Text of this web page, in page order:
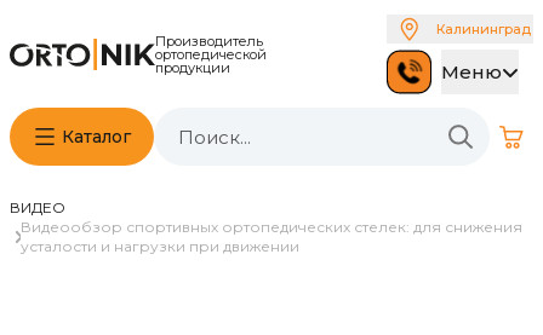
Производитель
ортопедической
продукции
Калининград
Меню
Каталог
ВИДЕО
Видеообзор спортивных ортопедических стелек: для снижения
усталости и нагрузки при движении